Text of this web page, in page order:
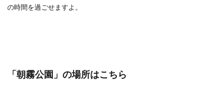
の時間を過ごせますよ。
「朝霧公園 」の場所はこちら